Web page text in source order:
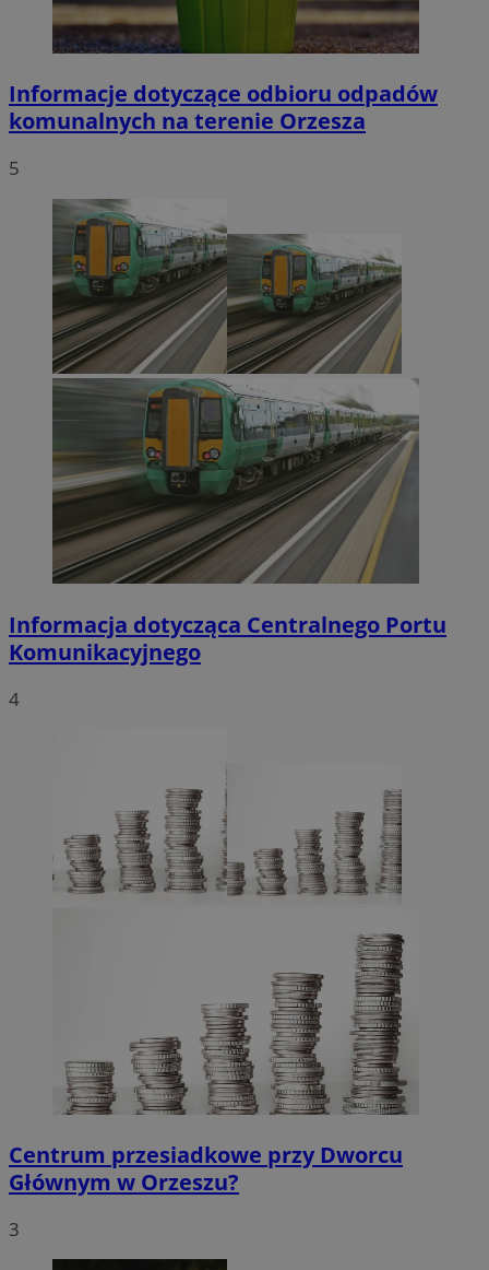
Informacje dotyczące odbioru odpadów
komunalnych na terenie Orzesza
5
Informacja dotycząca Centralnego Portu
Komunikacyjnego
4
Centrum przesiadkowe przy Dworcu
Głównym w Orzeszu?
3